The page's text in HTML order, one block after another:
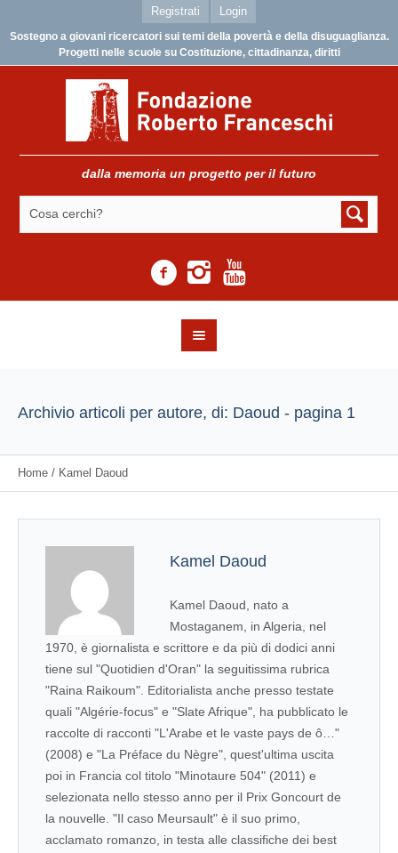
Registrati Login
Sostegno a giovani ricercatori sui temi della povertà e della disuguaglianza.
Progetti nelle scuole su Costituzione, cittadinanza, diritti
dalla memoria un progetto per il futuro
Archivio articoli per autore, di: Daoud - pagina 1
Home / Kamel Daoud
Kamel Daoud
Kamel Daoud, nato a
Mostaganem, in Algeria, nel
1970, è giornalista e scrittore e da più di dodici anni
tiene sul "Quotidien d'Oran" la seguitissima rubrica
"Raina Raikoum". Editorialista anche presso testate
quali "Algérie-focus" e "Slate Afrique", ha pubblicato le
raccolte di racconti "L'Arabe et le vaste pays de ô…"
(2008) e "La Préface du Nègre", quest'ultima uscita
poi in Francia col titolo "Minotaure 504" (2011) e
selezionata nello stesso anno per il Prix Goncourt de
la nouvelle. "Il caso Meursault" è il suo primo,
acclamato romanzo, in testa alle classifiche dei best